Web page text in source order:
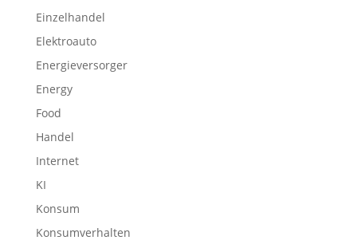
Einzelhandel
Elektroauto
Energieversorger
Energy
Food
Handel
Internet
KI
Konsum
Konsumverhalten